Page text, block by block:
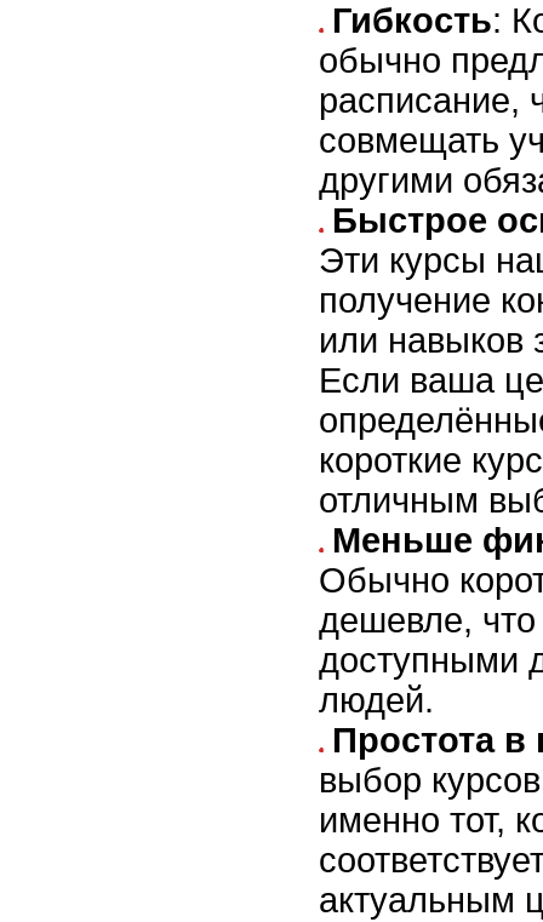
Гибкость:
обычно
расписание,
совмещать
другими
Быстрое
Эти курсы
получение
или навыков
Если ваша
короткие
отличным
Меньше
Обычно
дешевле, что
доступными
людей.
Простота
выбор
именно тот,
актуальным